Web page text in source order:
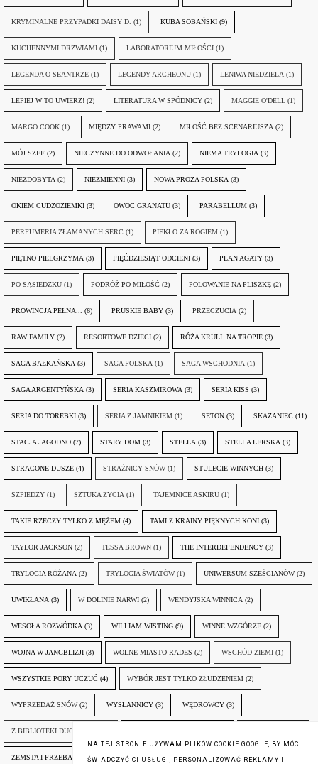
KRYMINALNE PRZYPADKI DAISY D. (1) KUBA SOBAŃSKI (9)
KUCHENNYMI DRZWIAMI (1) LABORATORIUM MIŁOŚCI (1)
LEGENDA O SEANTRZE (1) LEGENDY ARCHEONU (1) LENIWA NIEDZIELA (1)
LEPIEJ W TO UWIERZ! (2) LITERATURA W SPÓDNICY (2) MAGGIE O'DELL (1)
MARGO COOK (1) MIĘDZY PRAWAMI (2) MIŁOŚĆ BEZ SCENARIUSZA (2)
MÓJ SZEF (2) NIECZYNNE DO ODWOŁANIA (2) NIEMA TRYLOGIA (3)
NIEZDOBYTA (2) NIEZMIENNI (3) NOWA PROZA POLSKA (3)
OKIEM CUDZOZIEMKI (3) OWOC GRANATU (3) PARABELLUM (3)
PERFUMERIA ZŁAMANYCH SERC (1) PIEKŁO ZA ROGIEM (1)
PIĘTNO PIELGRZYMA (3) PIĘĆDZIESIĄT ODCIENI (3) PLAN AGATY (3)
PO SĄSIEDZKU (1) PODRÓŻ PO MIŁOŚĆ (2) POLOWANIE NA PLISZKĘ (2)
PROWINCJA PEŁNA... (6) PRUSKIE BABY (3) PRZECZUCIA (2)
RAW FAMILY (2) RESORTOWE DZIECI (2) RÓŻA KRULL NA TROPIE (3)
SAGA BAŁKAŃSKA (3) SAGA POLSKA (1) SAGA WSCHODNIA (1)
SAGA ARGENTYŃSKA (3) SERIA KASZMIROWA (3) SERIA KISS (3)
SERIA DO TOREBKI (3) SERIA Z JAMNIKIEM (1) SETON (3) SKAZANIEC (11)
STACJA JAGODNO (7) STARY DOM (3) STELLA (3) STELLA LERSKA (3)
STRACONE DUSZE (4) STRAŻNICY SNÓW (1) STULECIE WINNYCH (3)
SZPIEDZY (1) SZTUKA ŻYCIA (1) TAJEMNICE ASKIRU (1)
TAKIE RZECZY TYLKO Z MĘŻEM (4) TAMI Z KRAINY PIĘKNYCH KONI (3)
TAYLOR JACKSON (2) TESSA BROWN (1) THE INTERDEPENDENCY (3)
TRYLOGIA RÓŻANA (2) TRYLOGIA ŚWIATÓW (1) UNIWERSUM SZEŚCIANÓW (2)
UWIKŁANA (3) W DOLINIE NARWI (2) WENDYJSKA WINNICA (2)
WESOŁA ROZWÓDKA (3) WILLIAM WISTING (9) WINNE WZGÓRZE (2)
WOJNA W JANGBLIZJI (3) WOLNE MIASTO RADES (2) WSCHÓD ZIEMI (1)
WSZYSTKIE PORY UCZUĆ (4) WYBÓR JEST TYLKO ZŁUDZENIEM (2)
WYPRZEDAŻ SNÓW (2) WYSŁANNICY (3) WĘDROWCY (3)
Z BIBLIOTEKI DUCHA GÓR
ZEMSTA I PRZEBACZENIE (6) ŚLADY ZBRODNI (3) ŻYCIA W ŻYCIU (3)
NA TEJ STRONIE UŻYWAM PLIKÓW COOKIE GOOGLE, BY MÓC
ŚWIADCZYĆ CI USŁUGI, PERSONALIZOWAĆ REKLAMY I